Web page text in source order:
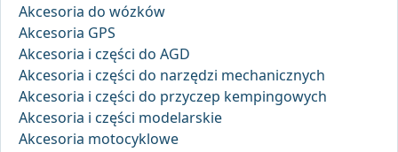
Akcesoria do wózków
Akcesoria GPS
Akcesoria i części do AGD
Akcesoria i części do narzędzi mechanicznych
Akcesoria i części do przyczep kempingowych
Akcesoria i części modelarskie
Akcesoria motocyklowe